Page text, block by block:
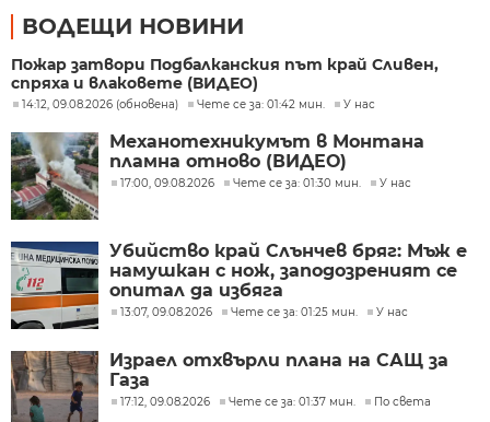
ВОДЕЩИ НОВИНИ
Пожар затвори Подбалканския път край Сливен,
спряха и влаковете (ВИДЕО)
14:12, 09.08.2026 (обновена) Чете се за: 01:42 мин. У нас
Механотехникумът в Монтана
пламна отново (ВИДЕО)
17:00, 09.08.2026 Чете се за: 01:30 мин. У нас
Убийство край Слънчев бряг: Мъж е
намушкан с нож, заподозреният се
опитал да избяга
13:07, 09.08.2026 Чете се за: 01:25 мин. У нас
Израел отхвърли плана на САЩ за
Газа
17:12, 09.08.2026 Чете се за: 01:37 мин. По света